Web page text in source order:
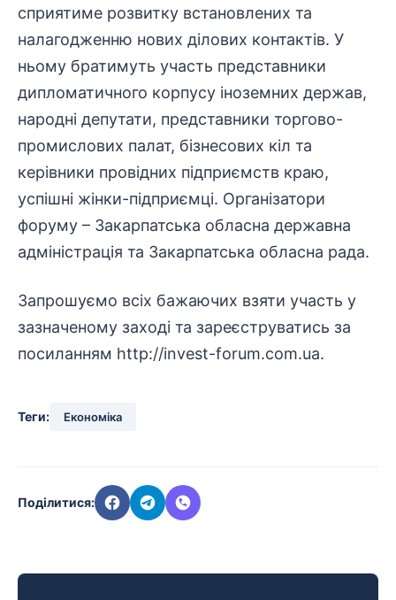
сприятиме розвитку встановлених та
налагодженню нових ділових контактів. У
ньому братимуть участь представники
дипломатичного корпусу іноземних держав,
народні депутати, представники торгово-
промислових палат, бізнесових кіл та
керівники провідних підприємств краю,
успішні жінки-підприємці. Організатори
форуму – Закарпатська обласна державна
адміністрація та Закарпатська обласна рада.
Запрошуємо всіх бажаючих взяти участь у
зазначеному заході та зареєструватись за
посиланням http://invest-forum.com.ua.
Теги: Економіка
Поділитися: